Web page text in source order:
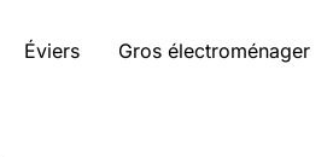
Éviers Gros électroménager